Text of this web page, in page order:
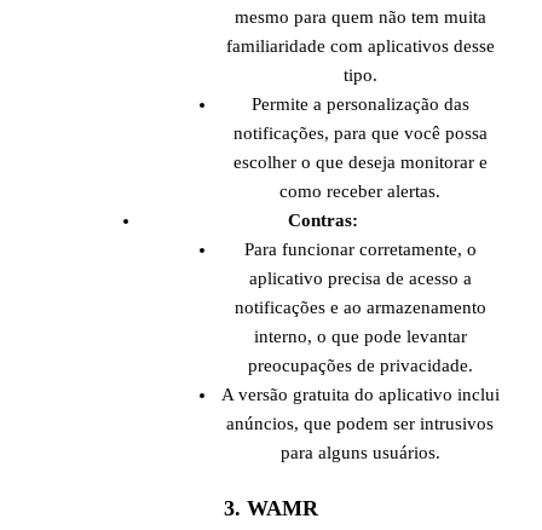
mesmo para quem não tem muita
familiaridade com aplicativos desse
tipo.
Permite a personalização das
notificações, para que você possa
escolher o que deseja monitorar e
como receber alertas.
Contras:
Para funcionar corretamente, o
aplicativo precisa de acesso a
notificações e ao armazenamento
interno, o que pode levantar
preocupações de privacidade.
A versão gratuita do aplicativo inclui
anúncios, que podem ser intrusivos
para alguns usuários.
3. WAMR